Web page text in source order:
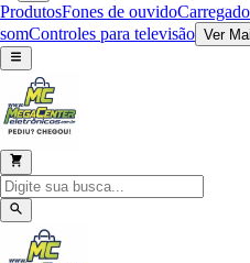
ProdutosFones de ouvido
somControles para televisão Ver